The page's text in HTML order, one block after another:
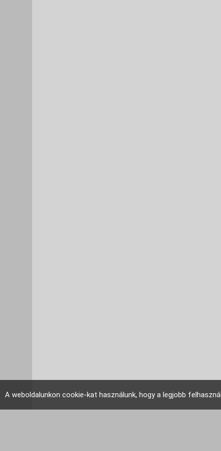
A weboldalunkon cookie-kat használunk, hogy a legjobb